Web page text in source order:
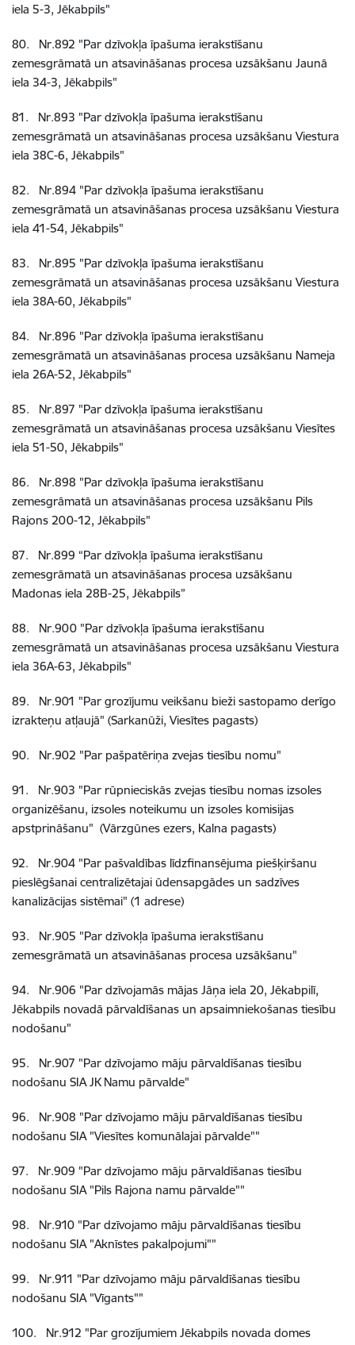
iela 5-3, Jēkabpils"
80. Nr.892 "Par dzīvokļa īpašuma ierakstīšanu
zemesgrāmatā un atsavināšanas procesa uzsākšanu Jaunā
iela 34-3, Jēkabpils"
81. Nr.893 "Par dzīvokļa īpašuma ierakstīšanu
zemesgrāmatā un atsavināšanas procesa uzsākšanu Viestura
iela 38C-6, Jēkabpils"
82. Nr.894 "Par dzīvokļa īpašuma ierakstīšanu
zemesgrāmatā un atsavināšanas procesa uzsākšanu Viestura
iela 41-54, Jēkabpils"
83. Nr.895 "Par dzīvokļa īpašuma ierakstīšanu
zemesgrāmatā un atsavināšanas procesa uzsākšanu Viestura
iela 38A-60, Jēkabpils"
84. Nr.896 "Par dzīvokļa īpašuma ierakstīšanu
zemesgrāmatā un atsavināšanas procesa uzsākšanu Nameja
iela 26A-52, Jēkabpils"
85. Nr.897 "Par dzīvokļa īpašuma ierakstīšanu
zemesgrāmatā un atsavināšanas procesa uzsākšanu Viesītes
iela 51-50, Jēkabpils"
86. Nr.898 "Par dzīvokļa īpašuma ierakstīšanu
zemesgrāmatā un atsavināšanas procesa uzsākšanu Pils
Rajons 200-12, Jēkabpils"
87. Nr.899 “Par dzīvokļa īpašuma ierakstīšanu
zemesgrāmatā un atsavināšanas procesa uzsākšanu
Madonas iela 28B-25, Jēkabpils”
88. Nr.900 "Par dzīvokļa īpašuma ierakstīšanu
zemesgrāmatā un atsavināšanas procesa uzsākšanu Viestura
iela 36A-63, Jēkabpils"
89. Nr.901 "Par grozījumu veikšanu bieži sastopamo derīgo
izrakteņu atļaujā" (Sarkanūži, Viesītes pagasts)
90. Nr.902 "Par pašpatēriņa zvejas tiesību nomu"
91. Nr.903 "Par rūpnieciskās zvejas tiesību nomas izsoles
organizēšanu, izsoles noteikumu un izsoles komisijas
apstprināšanu" (Vārzgūnes ezers, Kalna pagasts)
92. Nr.904 "Par pašvaldības līdzfinansējuma piešķiršanu
pieslēgšanai centralizētajai ūdensapgādes un sadzīves
kanalizācijas sistēmai" (1 adrese)
93. Nr.905 "Par dzīvokļa īpašuma ierakstīšanu
zemesgrāmatā un atsavināšanas procesa uzsākšanu"
94. Nr.906 "Par dzīvojamās mājas Jāņa iela 20, Jēkabpilī,
Jēkabpils novadā pārvaldīšanas un apsaimniekošanas tiesību
nodošanu"
95. Nr.907 "Par dzīvojamo māju pārvaldīšanas tiesību
nodošanu SIA JK Namu pārvalde"
96. Nr.908 "Par dzīvojamo māju pārvaldīšanas tiesību
nodošanu SIA "Viesītes komunālajai pārvalde""
97. Nr.909 "Par dzīvojamo māju pārvaldīšanas tiesību
nodošanu SIA "Pils Rajona namu pārvalde""
98. Nr.910 "Par dzīvojamo māju pārvaldīšanas tiesību
nodošanu SIA "Aknīstes pakalpojumi""
99. Nr.911 "Par dzīvojamo māju pārvaldīšanas tiesību
nodošanu SIA "Vīgants""
100. Nr.912 "Par grozījumiem Jēkabpils novada domes